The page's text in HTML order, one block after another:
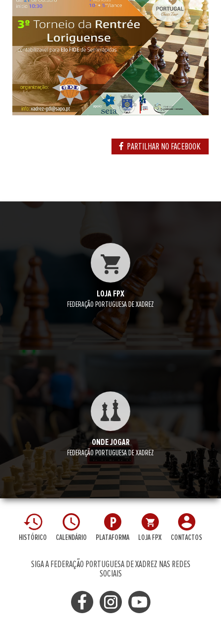
PARTILHAR NO FACEBOOK
LOJA FPX
FEDERAÇÃO PORTUGUESA DE XADREZ
ONDE JOGAR
FEDERAÇÃO PORTUGUESA DE XADREZ
HISTÓRICO CALENDÁRIO PLATAFORMA LOJA FPX CONTACTOS
SIGA A FEDERAÇÃO PORTUGUESA DE XADREZ NAS REDES
SOCIAIS